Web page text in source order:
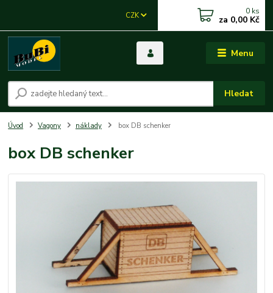
Menu
CZK
Hledat
0 ks
za 0,00 Kč
Úvod Vagony náklady box DB schenker
box DB schenker